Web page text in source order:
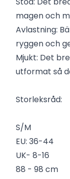
magen och
Avlastning:
ryggen och
Mjukt: Det
utformat så
Storleksråd:
S/M
EU: 36-44
UK- 8-16
88 - 98 cm